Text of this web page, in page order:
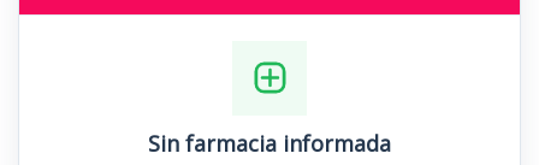
Sin farmacia informada